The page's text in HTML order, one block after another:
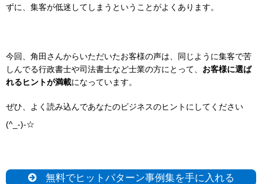
ずに、集客が低迷してしまうということがよくあります。
今回、角田さんからいただいたお客様の声は、同じように集客で苦
しんでる行政書士や司法書士など士業の方にとって、 お客様に選ば
れるヒントが満載になっています。
ぜひ、よく読み込んであなたのビジネスのヒントにしてください
(^_-)-☆
無料でヒットパターン事例集を手に入れる